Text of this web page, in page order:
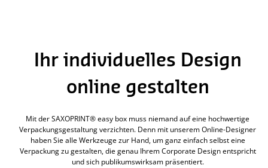
Ihr individuelles Design
online gestalten
Mit der SAXOPRINT® easy box muss niemand auf eine hochwertige
Verpackungsgestaltung verzichten. Denn mit unserem Online-Designer
haben Sie alle Werkzeuge zur Hand, um ganz einfach selbst eine
Verpackung zu gestalten, die genau Ihrem Corporate Design entspricht
und sich publikumswirksam präsentiert.